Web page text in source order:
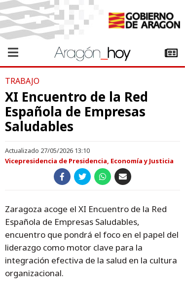
TRABAJO
XI Encuentro de la Red
Española de Empresas
Saludables
Actualizado 27/05/2026 13:10
Vicepresidencia de Presidencia, Economía y Justicia
Zaragoza acoge el XI Encuentro de la Red
Española de Empresas Saludables,
encuentro que pondrá el foco en el papel del
liderazgo como motor clave para la
integración efectiva de la salud en la cultura
organizacional.